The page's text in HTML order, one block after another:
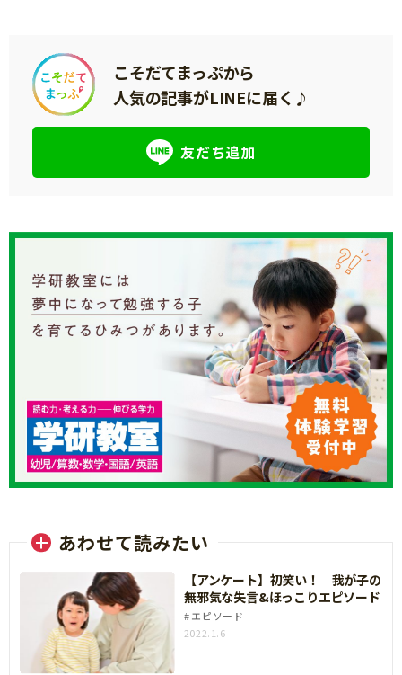
こそだてまっぷから
人気の記事がLINEに届く♪
友だち追加
あわせて読みたい
【アンケート】初笑い！ 我が子の
無邪気な失言&ほっこりエピソード
エピソード
2022.1.6